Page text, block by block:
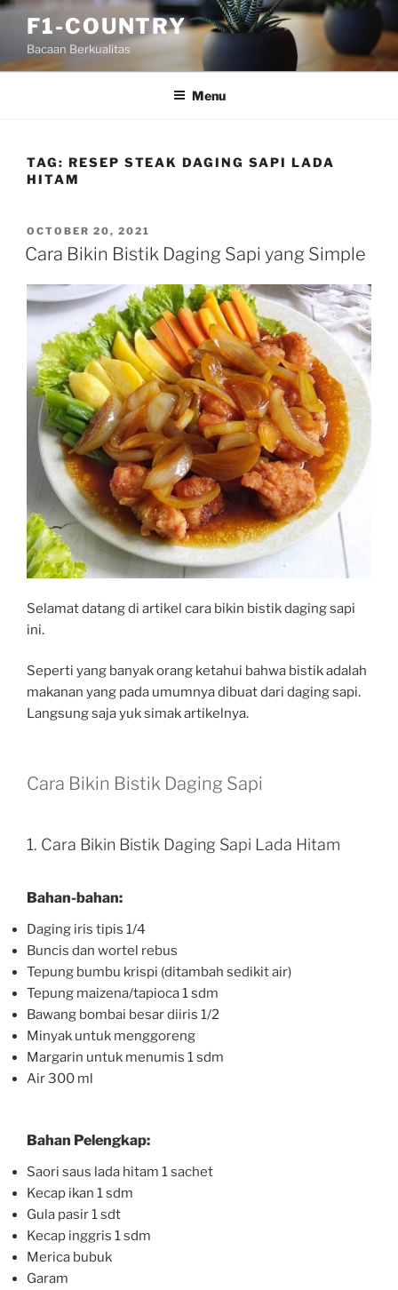
Skip
content
F1-COUNTRY
Bacaan Berkualitas
Menu
TAG: RESEP STEAK DAGING SAPI LADA
HITAM
POSTED
ON
OCTOBER 20, 2021
Cara Bikin Bistik Daging Sapi yang Simple
Selamat datang di artikel cara bikin bistik daging sapi
ini.
Seperti yang banyak orang ketahui bahwa bistik adalah
makanan yang pada umumnya dibuat dari daging sapi.
Langsung saja yuk simak artikelnya.
Cara Bikin Bistik Daging Sapi
1. Cara Bikin Bistik Daging Sapi Lada Hitam
Bahan-bahan:
Daging iris tipis 1/4
Buncis dan wortel rebus
Tepung bumbu krispi (ditambah sedikit air)
Tepung maizena/tapioca 1 sdm
Bawang bombai besar diiris 1/2
Minyak untuk menggoreng
Margarin untuk menumis 1 sdm
Air 300 ml
Bahan Pelengkap:
Saori saus lada hitam 1 sachet
Kecap ikan 1 sdm
Gula pasir 1 sdt
Kecap inggris 1 sdm
Merica bubuk
Garam